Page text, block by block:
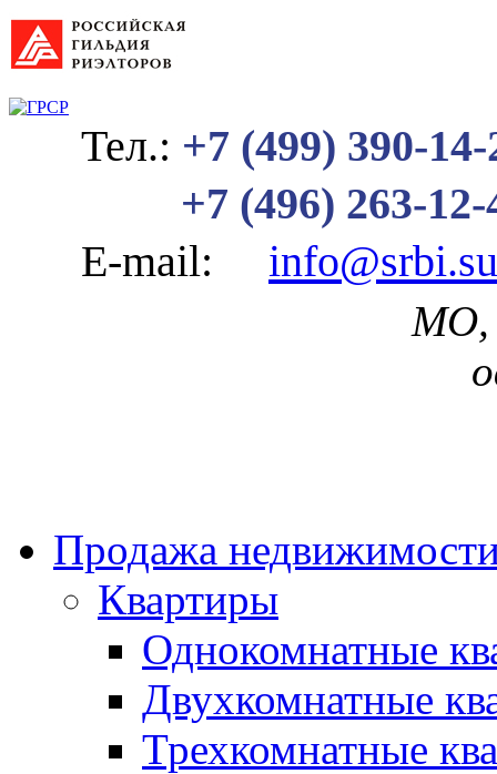
Тел.: +7 (499) 390-14-
+7 (496) 263-12-
E-mail: info@srbi.su
МО,
Продажа
Квартиры
Однокомнатные
Двухкомнатные
Трехкомнатные